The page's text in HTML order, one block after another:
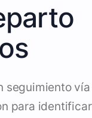
seguimiento vía
para identificar